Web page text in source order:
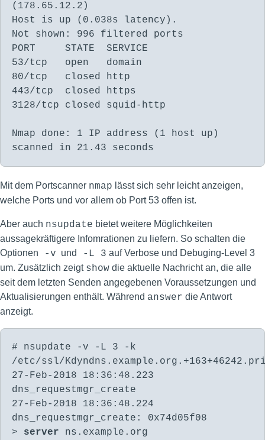
(178.65.12.2)
Host is up (0.038s latency).
Not shown: 996 filtered ports
PORT STATE SERVICE
53/tcp open domain
80/tcp closed http
443/tcp closed https
3128/tcp closed squid-http
Nmap done: 1 IP address (1 host up)
scanned in 21.43 seconds
Mit dem Portscanner nmap lässt sich sehr leicht anzeigen,
welche Ports und vor allem ob Port 53 offen ist.
Aber auch nsupdate bietet weitere Möglichkeiten
aussagekräftigere Infomrationen zu liefern. So schalten die
Optionen -v und -L 3 auf Verbose und Debuging-Level 3
um. Zusätzlich zeigt show die aktuelle Nachricht an, die alle
seit dem letzten Senden angegebenen Voraussetzungen und
Aktualisierungen enthält. Während answer die Antwort
anzeigt.
# nsupdate -v -L 3 -k
/etc/ssl/
27-Feb-2018 18:36:48.223
dns_requestmgr_create
27-Feb-2018 18:36:48.224
dns_requestmgr_create: 0x74d05f08
> server ns.example.org